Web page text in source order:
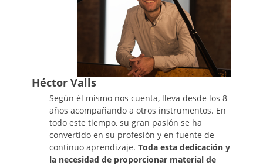
Héctor Valls
Según él mismo nos cuenta, lleva desde los 8
años acompañando a otros instrumentos. En
todo este tiempo, su gran pasión se ha
convertido en su profesión y en fuente de
continuo aprendizaje. Toda esta dedicación y
la necesidad de proporcionar material de